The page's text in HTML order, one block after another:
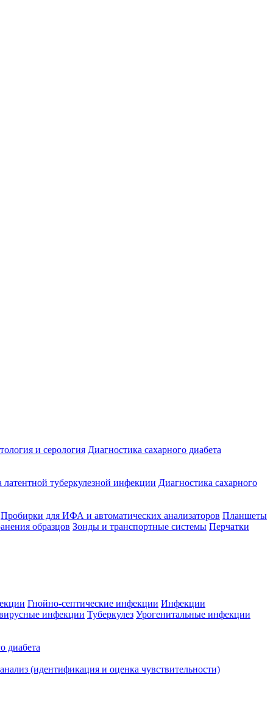
и серология Диагностика сахарного диабета
латентной туберкулезной инфекции Диагностика сахарного
Пробирки для ИФА и автоматических анализаторов Планшеты
образцов Зонды и транспортные системы Перчатки
Гнойно-септические инфекции Инфекции
инфекции Туберкулез Урогенитальные инфекции
диабета
(идентификация и оценка чувствительности)